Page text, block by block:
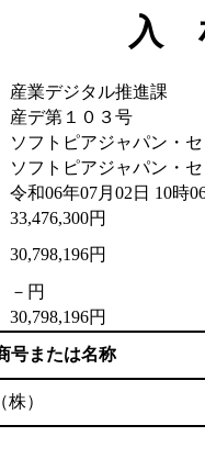
入
産業デジタル推進課
産デ第１０３号
ソフトピアジャパン・
ソフトピアジャパン・
令和06年07月02日 10時
33,476,300円
30,798,196円
－円
30,798,196円
号または名称
）